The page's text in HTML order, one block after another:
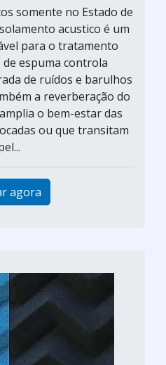
somente no Estado de
acustico é um
para o tratamento
espuma controla
de ruídos e barulhos
a reverberação do
o bem-estar das
ou que transitam
agora